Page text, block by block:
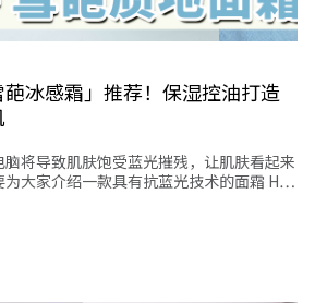
冰感霜」推荐！保湿控油打造
将导致肌肤饱受蓝光摧残，让肌肤看起来
为大家介绍一款具有抗蓝光技术的面霜 H…